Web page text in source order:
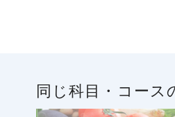
同じ科目・コース